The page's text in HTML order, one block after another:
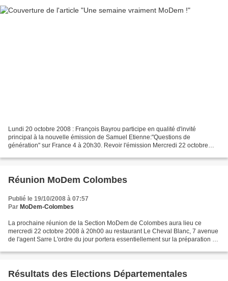
Lundi 20 octobre 2008 : François Bayrou participe en qualité d'invité
principal à la nouvelle émission de Samuel Etienne:"Questions de
génération" sur France 4 à 20h30. Revoir l'émission Mercredi 22 octobre
Réunion MoDem Colombes
Publié le 19/10/2008 à 07:57
Par MoDem-Colombes
La prochaine réunion de la Section MoDem de Colombes aura lieu ce
mercredi 22 octobre 2008 à 20h00 au restaurant Le Cheval Blanc, 7 avenue
de l'agent Sarre L'ordre du jour portera essentiellement sur la préparation du
Résultats des Elections Départementales